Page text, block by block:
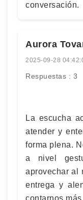
conversación.
Aurora
2025-09-28
Respuestas : 3
La escucha
atender y
forma plena.
a nivel
aprovechar al
entrega y
contarnos